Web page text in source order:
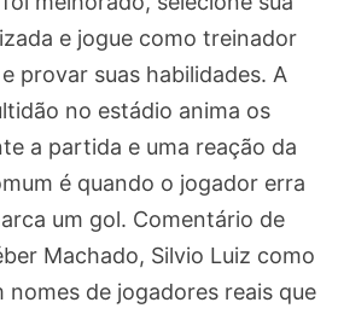
e jogue como treinador
provar suas habilidades. A
no estádio anima os
a partida e uma reação da
é quando o jogador erra
um gol. Comentário de
Machado, Silvio Luiz como
de jogadores reais que